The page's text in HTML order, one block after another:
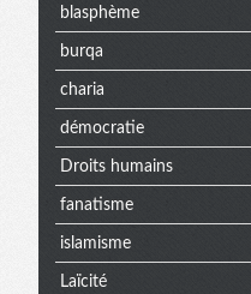
blasphème
burqa
charia
démocratie
Droits humains
fanatisme
islamisme
Laïcité